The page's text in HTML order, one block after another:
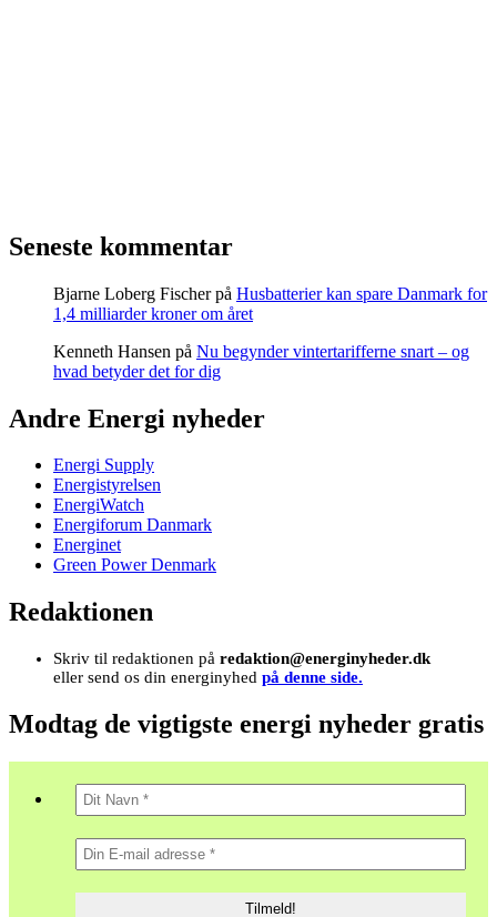
Seneste kommentar
Bjarne Loberg Fischerpå Husbatterier kan spare Danmark for
1,4 milliarder kroner om året
Kenneth Hansen på Nu begynder vintertarifferne snart – og
hvad betyder det for dig
Andre Energi nyheder
Energi Supply
Energistyrelsen
EnergiWatch
Energiforum Danmark
Energinet
Green Power Denmark
Redaktionen
Skriv til redaktionen på redaktion@energinyheder.dk
eller send os din energinyhed på denne side.
Modtag de vigtigste energi nyheder gratis